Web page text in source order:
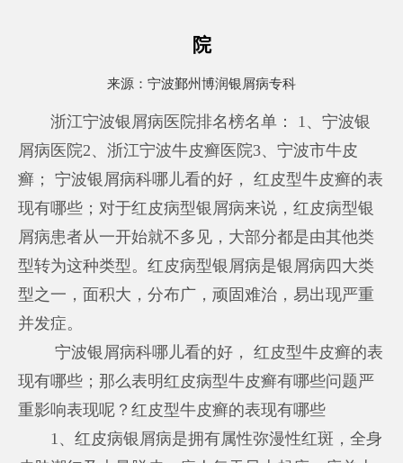
院
来源： 宁波鄞州博润银屑病专科
浙江宁波银屑病医院排名榜名单： 1、宁波银
屑病医院2、浙江宁波牛皮癣医院3、宁波市牛皮
癣； 宁波银屑病科哪儿看的好， 红皮型牛皮癣的表
现有哪些；对于红皮病型银屑病来说，红皮病型银
屑病患者从一开始就不多见，大部分都是由其他类
型转为这种类型。红皮病型银屑病是银屑病四大类
型之一，面积大，分布广，顽固难治，易出现严重
并发症。
宁波银屑病科哪儿看的好， 红皮型牛皮癣的表
现有哪些；那么表明红皮病型牛皮癣有哪些问题严
重影响表现呢？红皮型牛皮癣的表现有哪些
1、红皮病银屑病是拥有属性弥漫性红斑，全身